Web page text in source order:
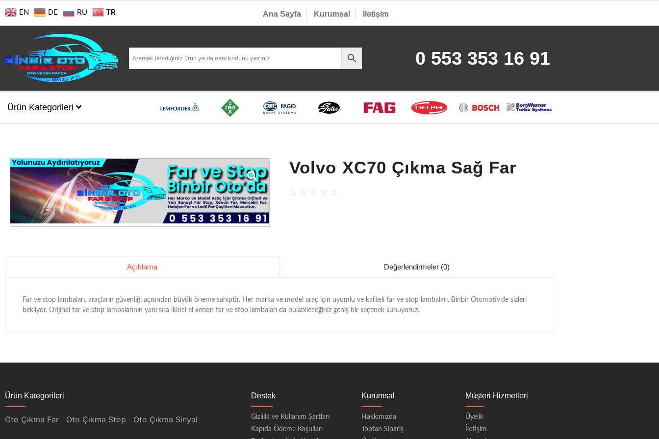
EN DE RU TR Ana Sayfa Kurumsal İletişim
0 553 353 16 91
Ürün Kategorileri
Volvo XC70 Çıkma Sağ Far
☆ ☆ ☆ ☆ ☆
Açıklama Değerlendirmeler (0)
Far ve stop lambaları, araçların güvenliği açısından büyük öneme sahiptir. Her marka ve model araç için uyumlu ve kaliteli far ve stop lambaları, Binbir Otomotiv’de sizleri
bekliyor. Orijinal far ve stop lambalarının yanı sıra ikinci el xenon far ve stop lambaları da bulabileceğiniz geniş bir seçenek sunuyoruz.
Ürün Kategorileri
Oto Çıkma Far Oto Çıkma Stop Oto Çıkma Sinyal
Destek
Gizlilik ve Kullanım Şartları
Kapıda Ödeme Koşulları
Kurumsal
Hakkımızda
Toptan Sipariş
Müşteri Hizmetleri
Üyelik
İletişim